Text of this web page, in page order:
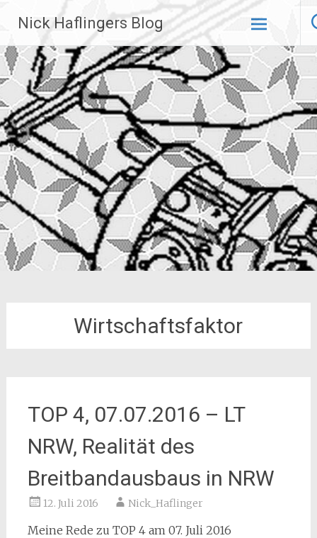
Inhalt
springen
Nick Haflingers Blog
Wirtschaftsfaktor
TOP 4, 07.07.2016 – LT
NRW, Realität des
Breitbandausbaus in NRW
12. Juli 2016 Nick_Haflinger
Meine Rede zu TOP 4 am 07. Juli 2016